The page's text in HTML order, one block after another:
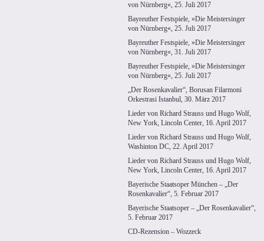
von Nürnberg«, 25. Juli 2017
Bayreuther Festspiele, »Die Meistersinger
von Nürnberg«, 25. Juli 2017
Bayreuther Festspiele, »Die Meistersinger
von Nürnberg«, 31. Juli 2017
Bayreuther Festspiele, »Die Meistersinger
von Nürnberg«, 25. Juli 2017
„Der Rosenkavalier“, Borusan Filarmoni
Orkestrasi Istanbul, 30. März 2017
Lieder von Richard Strauss und Hugo Wolf,
New York, Lincoln Center, 16. April 2017
Lieder von Richard Strauss und Hugo Wolf,
Washinton DC, 22. April 2017
Lieder von Richard Strauss und Hugo Wolf,
New York, Lincoln Center, 16. April 2017
Bayerische Staatsoper München – „Der
Rosenkavalier“, 5. Februar 2017
Bayerische Staatsoper – „Der Rosenkavalier“,
5. Februar 2017
CD-Rezension – Wozzeck